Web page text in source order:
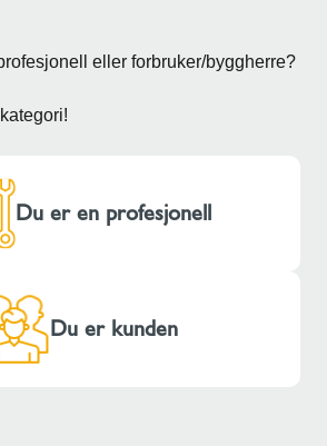
eller forbruker/byggherre?
Du er en profesjonell
Du er kunden